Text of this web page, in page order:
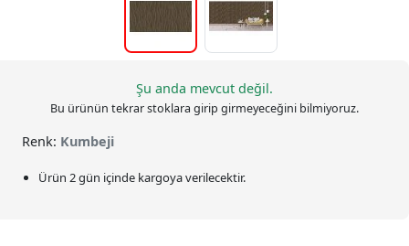
Şu anda mevcut değil.
Bu ürünün tekrar stoklara girip girmeyeceğini bilmiyoruz.
Renk: Kumbeji
Ürün 2 gün içinde kargoya verilecektir.